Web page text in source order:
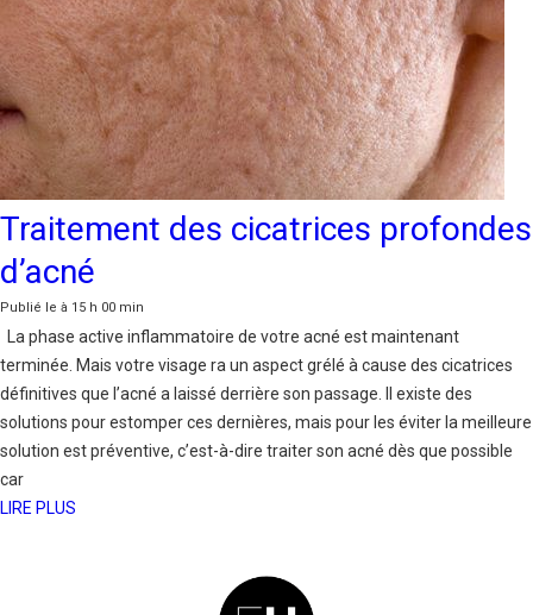
Traitement des cicatrices profondes
d’acné
Publié le à 15 h 00 min
La phase active inflammatoire de votre acné est maintenant
terminée. Mais votre visage ra un aspect grélé à cause des cicatrices
définitives que l’acné a laissé derrière son passage. Il existe des
solutions pour estomper ces dernières, mais pour les éviter la meilleure
solution est préventive, c’est-à-dire traiter son acné dès que possible
car
LIRE PLUS